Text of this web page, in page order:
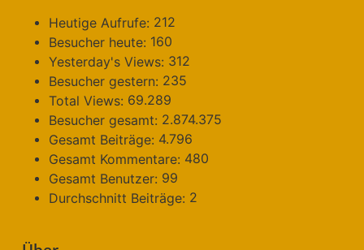
Heutige Aufrufe: 212
Besucher heute: 160
Yesterday's Views: 312
Besucher gestern: 235
Total Views: 69.289
Besucher gesamt: 2.874.375
Gesamt Beiträge: 4.796
Gesamt Kommentare: 480
Gesamt Benutzer: 99
Durchschnitt Beiträge: 2